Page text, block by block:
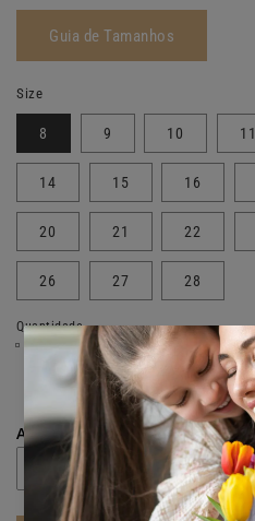
Guia de Tamanhos
Size
8 9 10 11
14 15 16
20 21 22
26 27 28
Quantidade
Diminuir
quantidade
Aliança
Eternis
em
Aumentar
a
quantidade
de
Aliança
Eternis
em
Adicionar Gravação (+ 10,00€)